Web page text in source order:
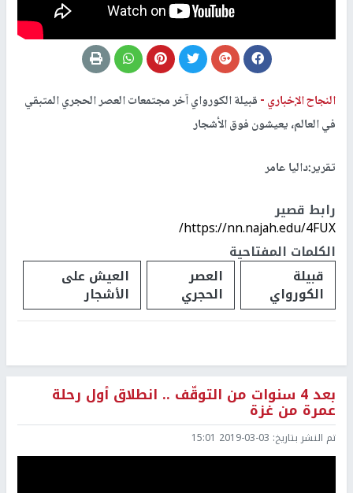
النجاح الإخباري -قبيلة الكورواي آخر مجتمعات العصر الحجري المتبقي
في العالم، يعيشون فوق الأشجار
تقرير:داليا عامر
رابط قصير
https://nn.najah.edu/4FUX/
الكلمات المفتاحية
قبيلة
الكورواي
العصر
الحجري
العيش على
الأشجار
بعد 4 سنوات من التوقّف .. انطلاق أول رحلة
عمرة من غزة
تم النشر بتاريخ: 2019-03-03 15:01